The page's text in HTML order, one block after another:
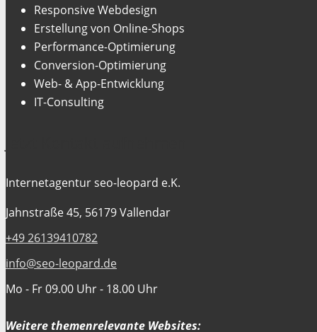
Responsive Webdesign
Erstellung von Online-Shops
Performance-Optimierung
Conversion-Optimierung
Web- & App-Entwicklung
IT-Consulting
Internetagentur seo-leopard e.K.
Jahnstraße 45, 56179 Vallendar
+49 26139410782
info@seo-leopard.de
Mo - Fr 09.00 Uhr - 18.00 Uhr
Weitere themenrelevante Websites: